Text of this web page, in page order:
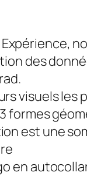
des
rad.
visuels
formes
est une
en